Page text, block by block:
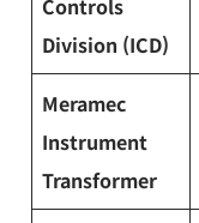
Controls
Division (ICD)
Meramec
Instrument
Transformer